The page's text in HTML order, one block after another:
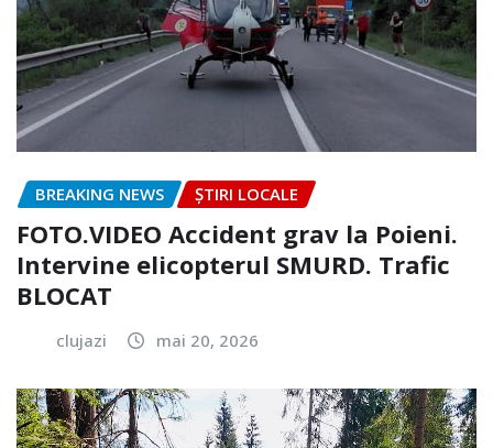
BREAKING NEWS ȘTIRI LOCALE
FOTO.VIDEO Accident grav la Poieni.
Intervine elicopterul SMURD. Trafic
BLOCAT
clujazi mai 20, 2026